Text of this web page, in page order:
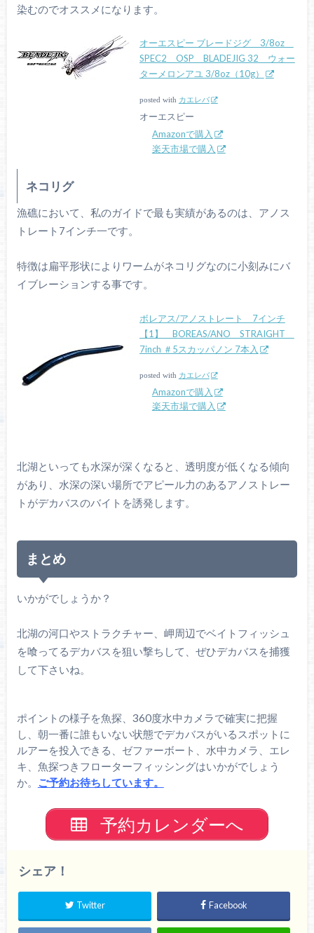
染むのでオススメになります。
オーエスピー ブレードジグ 3/8oz
SPEC2 OSP BLADEJIG 32 ウォー
ターメロンアユ 3/8oz（10g）
posted with カエレバ
オーエスピー
Amazonで購入
楽天市場で購入
ネコリグ
漁礁において、私のガイドで最も実績があるのは、アノス
トレート7インチ一です。
特徴は扁平形状によりワームがネコリグなのに小刻みにバ
イブレーションする事です。
ボレアス/アノストレート 7インチ
【1】 BOREAS/ANO STRAIGHT
7inch ＃5スカッパノン 7本入
posted with カエレバ
Amazonで購入
楽天市場で購入
北湖といっても水深が深くなると、透明度が低くなる傾向
があり、水深の深い場所でアピール力のあるアノストレー
トがデカバスのバイトを誘発します。
まとめ
いかがでしょうか？
北湖の河口やストラクチャー、岬周辺でベイトフィッシュ
を喰ってるデカバスを狙い撃ちして、ぜひデカバスを捕獲
して下さいね。
ポイントの様子を魚探、360度水中カメラで確実に把握
し、朝一番に誰もいない状態でデカバスがいるスポットに
ルアーを投入できる、ゼファーボート、水中カメラ、エレ
キ、魚探つきフローターフィッシングはいかがでしょう
か。 ご予約お待ちしています。
予約カレンダーへ
シェア！
Twitter Facebook